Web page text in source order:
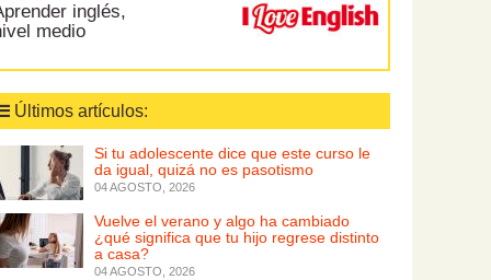
inglés,
medio
Últimos artículos:
Si tu adolescente dice que este curso le
da igual, quizá no es pasotismo
04 AGOSTO, 2026
Vuelve el verano y algo ha cambiado
¿qué significa que tu hijo regrese distinto
a casa?
04 AGOSTO, 2026